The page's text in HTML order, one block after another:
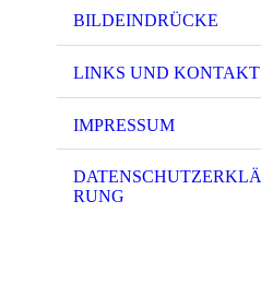
BILDEINDRÜCKE
LINKS UND KONTAKT
IMPRESSUM
DATENSCHUTZERKLÄ
RUNG